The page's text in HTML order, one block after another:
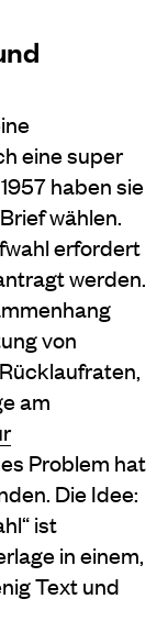
eine super
haben sie
wählen.
erfordert
werden.
von
am
Problem hat
Die Idee:
ist
in einem,
Text und